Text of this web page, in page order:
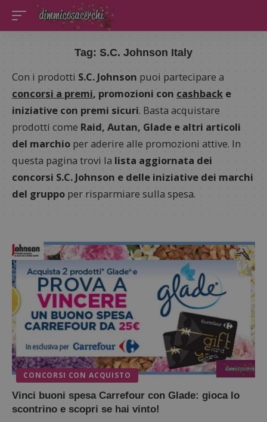
Tag: S.C. Johnson Italy
Con i prodotti S.C. Johnson puoi partecipare a
concorsi a premi, promozioni con cashback e
iniziative con premi sicuri. Basta acquistare
prodotti come Raid, Autan, Glade e altri articoli
del marchio per aderire alle promozioni attive. In
questa pagina trovi la lista aggiornata dei
concorsi S.C. Johnson e delle iniziative dei marchi
del gruppo per risparmiare sulla spesa.
CONCORSI CON ACQUISTO
Vinci buoni spesa Carrefour con Glade: gioca lo
scontrino e scopri se hai vinto!